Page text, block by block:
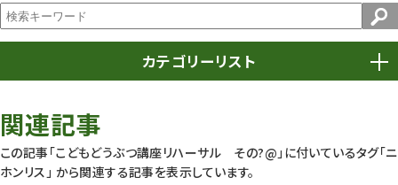
カテゴリーリスト
動物園
動物園長のZooコラム
関連記事
この記事「こどもどうぶつ講座リハーサル その?@」に付いているタグ「ニ
ホンリス」 から関連する記事を表示しています。